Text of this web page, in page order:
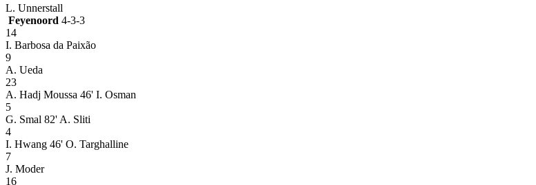
L. Unnerstall
Feyenoord 4-3-3
14
I. Barbosa da Paixão
9
A. Ueda
23
A. Hadj Moussa 46' I. Osman
5
G. Smal 82' A. Sliti
4
I. Hwang 46' O. Targhalline
7
J. Moder
16